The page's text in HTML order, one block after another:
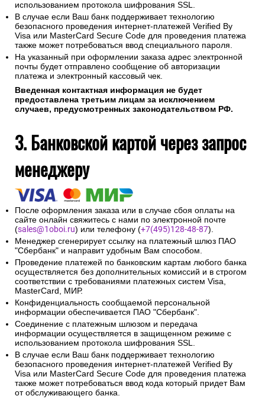
использованием протокола шифрования SSL.
В случае если Ваш банк поддерживает технологию
безопасного проведения интернет-платежей Verified By
Visa или MasterCard Secure Code для проведения платежа
также может потребоваться ввод специального пароля.
На указанный при оформлении заказа адрес электронной
почты будет отправлено сообщение об авторизации
платежа и электронный кассовый чек.
Введенная контактная информация не будет
предоставлена третьим лицам за исключением
случаев, предусмотренных законодательством РФ.
3. Банковской картой через запрос
менеджеру
После оформления заказа или в случае сбоя оплаты на
сайте онлайн свяжитесь с нами по электронной почте
(sales@1oboi.ru) или телефону (+7(495)128-48-87).
Менеджер сгенерирует ссылку на платежный шлюз ПАО
"Сбербанк" и направит удобным Вам способом.
Проведение платежей по банковским картам любого банка
осуществляется без дополнительных комиссий и в строгом
соответствии с требованиями платежных систем Visa,
MasterCard, МИР.
Конфиденциальность сообщаемой персональной
информации обеспечивается ПАО "Сбербанк".
Соединение с платежным шлюзом и передача
информации осуществляется в защищенном режиме с
использованием протокола шифрования SSL.
В случае если Ваш банк поддерживает технологию
безопасного проведения интернет-платежей Verified By
Visa или MasterCard Secure Code для проведения платежа
также может потребоваться ввод кода который придет Вам
от обслуживающего банка.